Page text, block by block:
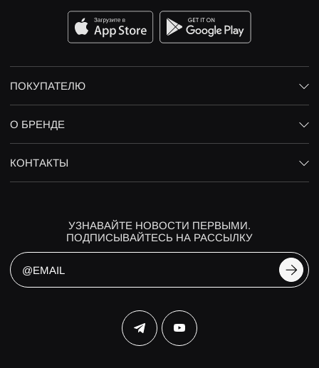
ПОКУПАТЕЛЮ
О БРЕНДЕ
КОНТАКТЫ
УЗНАВАЙТЕ НОВОСТИ ПЕРВЫМИ.
ПОДПИСЫВАЙТЕСЬ НА РАССЫЛКУ